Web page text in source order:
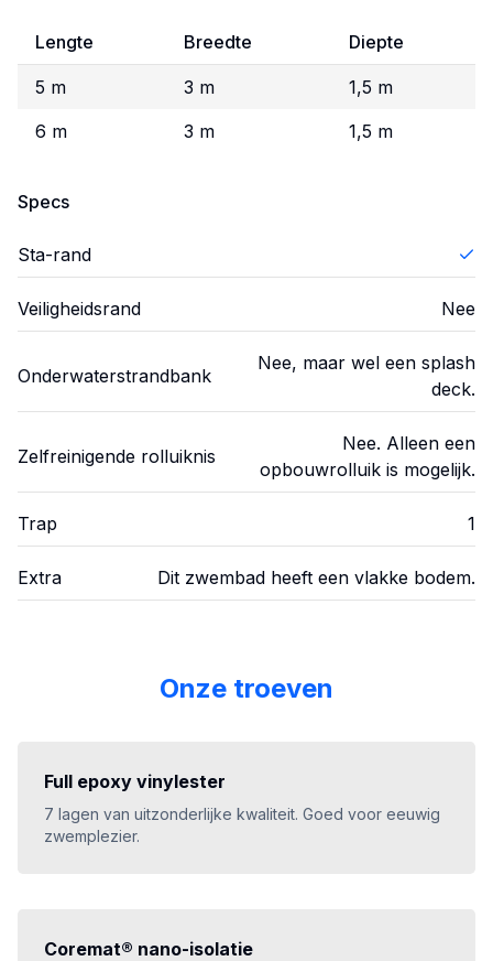
Lengte Breedte Diepte
5 m 3 m
1,5 m
6 m
3 m 1,5 m
Specs
Sta-rand
Veiligheidsrand Nee
Onderwaterstrandbank
Nee, maar wel een splash
deck.
Zelfreinigende rolluiknis
Nee. Alleen een
opbouwrolluik is mogelijk.
Trap 1
Extra Dit zwembad heeft een vlakke bodem.
Onze troeven
Full epoxy vinylester
7 lagen van uitzonderlijke kwaliteit. Goed voor eeuwig
zwemplezier.
Coremat® nano-isolatie